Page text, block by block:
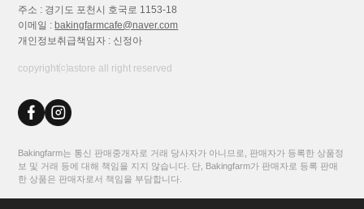
주소 : 경기도 포천시 호국로 1153-18
이메일 : bakingfarmcafe@naver.com
개인정보취급책임자 : 신정아
copyright⒞astore all right reserved
Bakingfarm는 통신 판매중개자로 거래 당사자가 아니므로, 판매자가 등록한 상품정
보 및 거래 등에 대해 책임을 지지 않습니다. 단, Bakingfarm가 판매자로 등록 판매
한 상품은 판매자로서 책임을 부담합니다.